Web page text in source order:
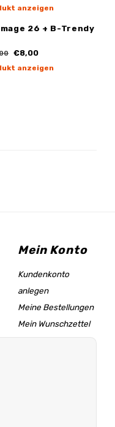
anzeigen
26 + B-Trendy
€8,00
anzeigen
Mein Konto
Kundenkonto
anlegen
Meine Bestellungen
Mein Wunschzettel